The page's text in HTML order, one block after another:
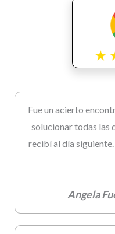
Fue un acierto
solucionar todas las
recibí al día
Angela